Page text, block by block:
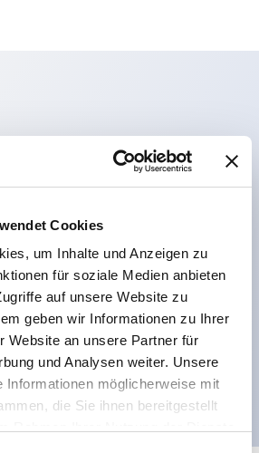
Cookies
um Inhalte und Anzeigen zu
für soziale Medien anbieten
auf unsere Website zu
geben wir Informationen zu Ihrer
Website an unsere Partner für
und Analysen weiter. Unsere
Informationen möglicherweise mit
die Sie ihnen bereitgestellt
2 Stufen, ermöglicht eine 4-
(Gewährleistung der
den 2 Kontakten).
Kontaktblock).
möglich.
der 3. Generation: 2-Aktions-
Schutz, IP20-